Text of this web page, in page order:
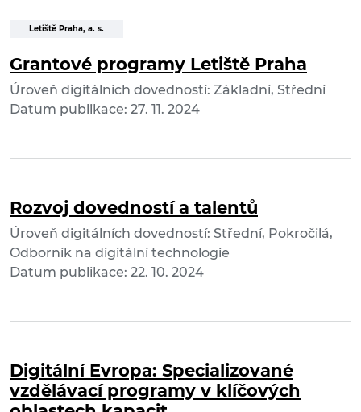
Letiště Praha, a. s.
Grantové programy Letiště Praha
Úroveň digitálních dovedností: Základní, Střední
Datum publikace: 27. 11. 2024
Rozvoj dovedností a talentů
Úroveň digitálních dovedností: Střední, Pokročilá,
Odborník na digitální technologie
Datum publikace: 22. 10. 2024
Digitální Evropa: Specializované
vzdělávací programy v klíčových